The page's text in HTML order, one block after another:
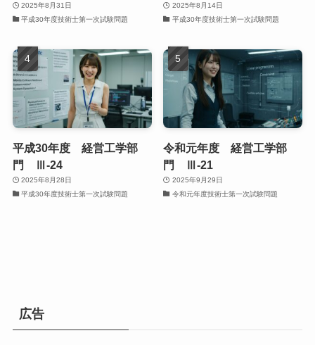
2025年8月31日
平成30年度技術士第一次試験問題
2025年8月14日
平成30年度技術士第一次試験問題
平成30年度 経営工学部
門 Ⅲ-24
2025年8月28日
平成30年度技術士第一次試験問題
令和元年度 経営工学部
門 Ⅲ-21
2025年9月29日
令和元年度技術士第一次試験問題
広告